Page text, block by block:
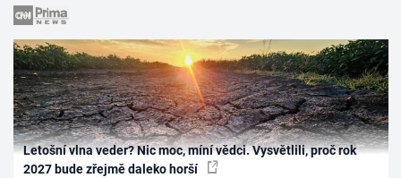
Letošní vlna veder? Nic moc, míní vědci. Vysvětlili, proč rok
2027 bude zřejmě daleko horší